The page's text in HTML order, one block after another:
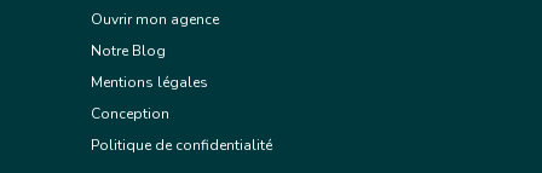
Ouvrir mon agence
Notre Blog
Mentions légales
Conception
Politique de confidentialité